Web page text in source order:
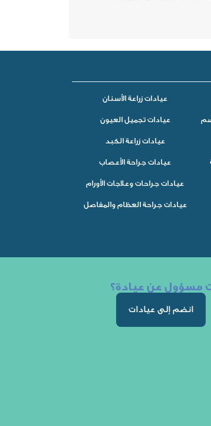
عيادات زراعة الأسنان
عيادات تجميل العيون
عيادات زراعة الكبد
عيادات جراحة الأعصاب
عيادات جراحات وعلاجات الأورام
عيادات جراحة العظام والمفاصل
مسؤول عن عيادة؟
انضم إلى عيادات